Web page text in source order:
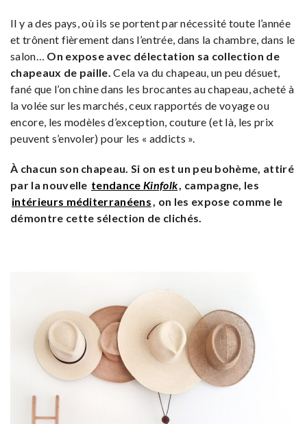
Il y a des pays, où ils se portent par nécessité toute l’année
et trônent fièrement dans l’entrée, dans la chambre, dans le
salon… On expose avec délectation sa collection de
chapeaux de paille. Cela va du chapeau, un peu désuet,
fané que l’on chine dans les brocantes au chapeau, acheté à
la volée sur les marchés, ceux rapportés de voyage ou
encore, les modèles d’exception, couture (et là, les prix
peuvent s’envoler) pour les « addicts ».
À chacun son chapeau. Si on est un peu bohème, attiré
par la nouvelle tendanceKinfolk, campagne, les
intérieurs méditerranéens, on les expose comme le
démontre cette sélection de clichés.